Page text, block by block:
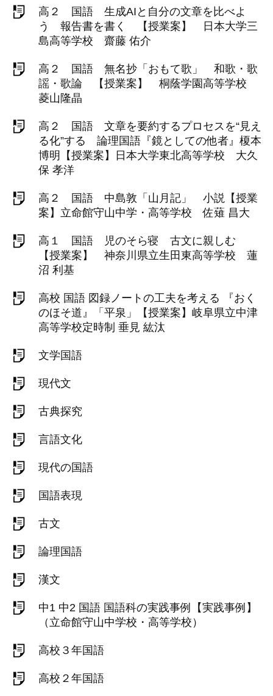
高２ 国語 生成AIと自分の文章を比べよ
う 報告書を書く 【授業案】 日本大学三
島高等学校 齋藤 佑介
高２ 国語 無名抄「おもて歌」 和歌・歌
謡・歌論 【授業案】 桐蔭学園高等学校
菱山隆晶
高２ 国語 文章を要約するプロセスを“見え
る化”する 論理国語『鏡としての他者』榎本
博明【授業案】日本大学東北高等学校 大久
保 孝洋
高２ 国語 中島敦「山月記」 小説【授業
案】立命館守山中学・高等学校 佐薙 昌大
高１ 国語 児のそら寝 古文に親しむ
【授業案】 神奈川県立生田東高等学校 蓮
沼 利基
高校 国語 図録ノートの工夫を考える 『おく
のほそ道』「平泉」【授業案】岐阜県立中津
高等学校定時制 垂見 紘汰
文学国語
現代文
古典探究
言語文化
現代の国語
国語表現
古文
論理国語
漢文
中1 中2 国語 国語科の実践事例【実践事例】
（立命館守山中学校・高等学校）
高校３年国語
高校２年国語